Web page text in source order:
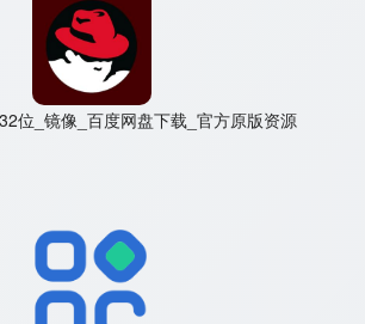
位_镜像_百度网盘下载_官方原版资源